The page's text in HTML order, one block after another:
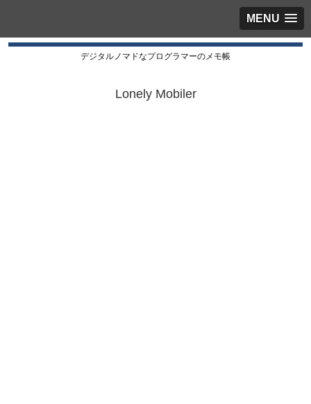
MENU
デジタルノマドなプログラマーのメモ帳
Lonely Mobiler